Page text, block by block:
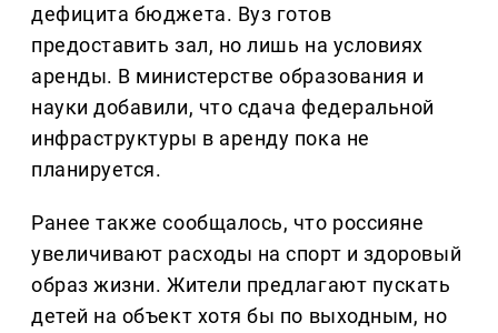
дефицита бюджета. Вуз готов
предоставить зал, но лишь на условиях
аренды. В министерстве образования и
науки добавили, что сдача федеральной
инфраструктуры в аренду пока не
планируется.
Ранее также сообщалось, что россияне
увеличивают расходы на спорт и здоровый
образ жизни. Жители предлагают пускать
детей на объект хотя бы по выходным, но